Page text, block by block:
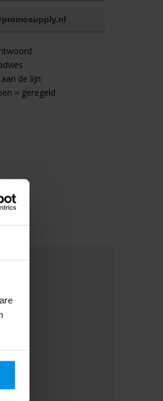
de lijn
= geregeld